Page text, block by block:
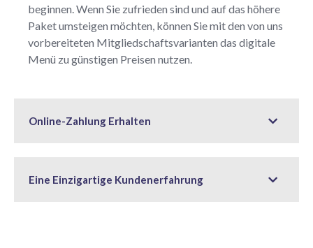
beginnen. Wenn Sie zufrieden sind und auf das höhere
Paket umsteigen möchten, können Sie mit den von uns
vorbereiteten Mitgliedschaftsvarianten das digitale
Menü zu günstigen Preisen nutzen.
Online-Zahlung Erhalten
Eine Einzigartige Kundenerfahrung